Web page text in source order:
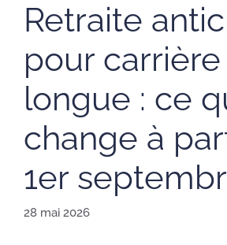
Retraite
pour carrière
longue : ce
change à
1er
28 mai 2026